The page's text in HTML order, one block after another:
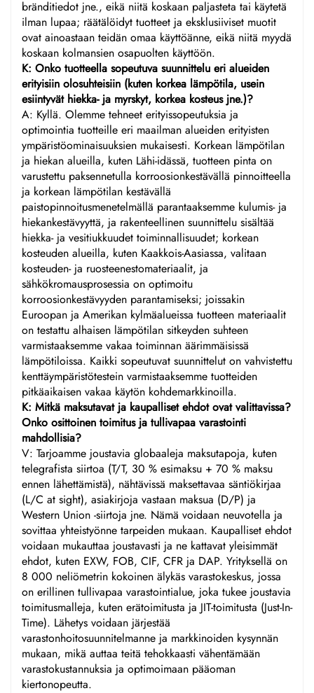
bränditiedot jne., eikä niitä koskaan paljasteta tai käytetä
ilman lupaa; räätälöidyt tuotteet ja eksklusiiviset muotit
ovat ainoastaan teidän omaa käyttöänne, eikä niitä myydä
koskaan kolmansien osapuolten käyttöön.
K: Onko tuotteella sopeutuva suunnittelu eri alueiden
erityisiin olosuhteisiin (kuten korkea lämpötila, usein
esiintyvät hiekka- ja myrskyt, korkea kosteus jne.)?
A: Kyllä. Olemme tehneet erityissopeutuksia ja
optimointia tuotteille eri maailman alueiden erityisten
ympäristöominaisuuksien mukaisesti. Korkean lämpötilan
ja hiekan alueilla, kuten Lähi-idässä, tuotteen pinta on
varustettu paksennetulla korroosionkestävällä pinnoitteella
ja korkean lämpötilan kestävällä
paistopinnoitusmenetelmällä parantaaksemme kulumis- ja
hiekankestävyyttä, ja rakenteellinen suunnittelu sisältää
hiekka- ja vesitiukkuudet toiminnallisuudet; korkean
kosteuden alueilla, kuten Kaakkois-Aasiassa, valitaan
kosteuden- ja ruosteenestomateriaalit, ja
sähkökromausprosessia on optimoitu
korroosionkestävyyden parantamiseksi; joissakin
Euroopan ja Amerikan kylmäalueissa tuotteen materiaalit
on testattu alhaisen lämpötilan sitkeyden suhteen
varmistaaksemme vakaa toiminnan äärimmäisissä
lämpötiloissa. Kaikki sopeutuvat suunnittelut on vahvistettu
kenttäympäristötestein varmistaaksemme tuotteiden
pitkäaikaisen vakaa käytön kohdemarkkinoilla.
K: Mitkä maksutavat ja kaupalliset ehdot ovat valittavissa?
Onko osittoinen toimitus ja tullivapaa varastointi
mahdollisia?
V: Tarjoamme joustavia globaaleja maksutapoja, kuten
telegrafista siirtoa (T/T, 30 % esimaksu + 70 % maksu
ennen lähettämistä), nähtävissä maksettavaa säntiökirjaa
(L/C at sight), asiakirjoja vastaan maksua (D/P) ja
Western Union -siirtoja jne. Nämä voidaan neuvotella ja
sovittaa yhteistyönne tarpeiden mukaan. Kaupalliset ehdot
voidaan mukauttaa joustavasti ja ne kattavat yleisimmät
ehdot, kuten EXW, FOB, CIF, CFR ja DAP. Yrityksellä on
8 000 neliömetrin kokoinen älykäs varastokeskus, jossa
on erillinen tullivapaa varastointialue, joka tukee joustavia
toimitusmalleja, kuten erätoimitusta ja JIT-toimitusta (Just-In-
Time). Lähetys voidaan järjestää
varastonhoitosuunnitelmanne ja markkinoiden kysynnän
mukaan, mikä auttaa teitä tehokkaasti vähentämään
varastokustannuksia ja optimoimaan pääoman
kiertonopeutta.